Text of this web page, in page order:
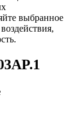
выбранное